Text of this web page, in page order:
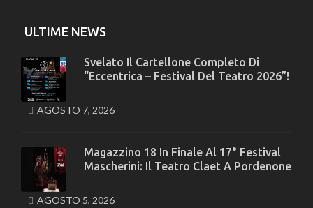
ULTIME NEWS
Svelato Il Cartellone Completo Di
“Eccentrica – Festival Del Teatro 2026”!
AGOSTO 7, 2026
Magazzino 18 In Finale Al 17° Festival
Mascherini: Il Teatro Claet A Pordenone
AGOSTO 5, 2026